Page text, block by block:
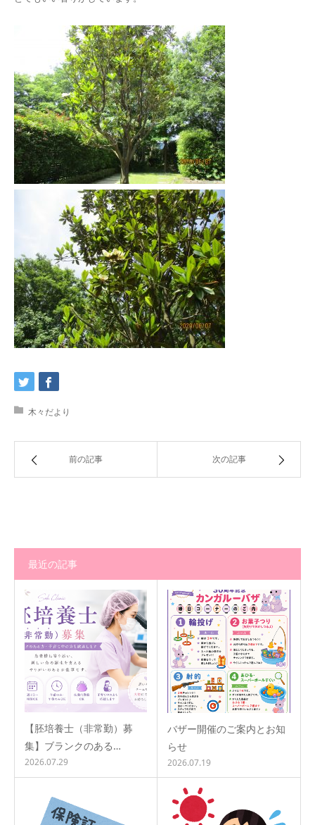
木々だより
前の記事 次の記事
最近の記事
【胚培養士（非常勤）募
集】ブランクのある…
2026.07.29
バザー開催のご案内とお知
らせ
2026.07.19